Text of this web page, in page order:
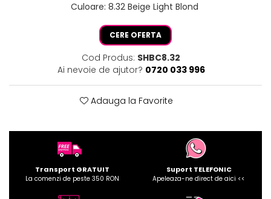
Culoare: 8.32 Beige Light Blond
CERE OFERTA
Cod Produs: SHBC8.32
Ai nevoie de ajutor? 0720 033 996
Adauga la Favorite
Transport GRATUIT
La comenzi de peste 350 RON
Suport TELEFONIC
Apeleaza-ne direct de aici <<